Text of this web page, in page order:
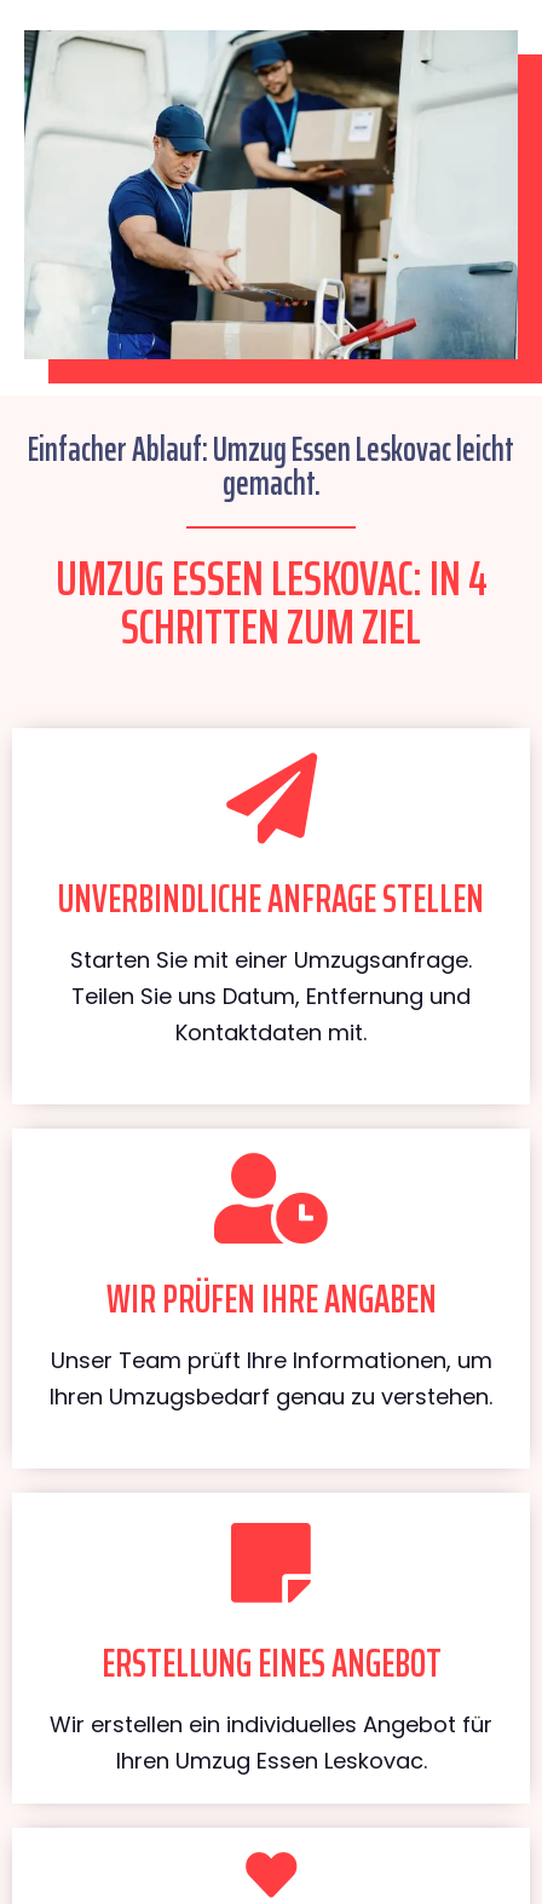
Einfacher Ablauf: Umzug Essen Leskovac leicht
gemacht.
UMZUG ESSEN LESKOVAC: IN 4
SCHRITTEN ZUM ZIEL
UNVERBINDLICHE ANFRAGE STELLEN
Starten Sie mit einer Umzugsanfrage.
Teilen Sie uns Datum, Entfernung und
Kontaktdaten mit.
WIR PRÜFEN IHRE ANGABEN
Unser Team prüft Ihre Informationen, um
Ihren Umzugsbedarf genau zu verstehen.
ERSTELLUNG EINES ANGEBOT
Wir erstellen ein individuelles Angebot für
Ihren Umzug Essen Leskovac.